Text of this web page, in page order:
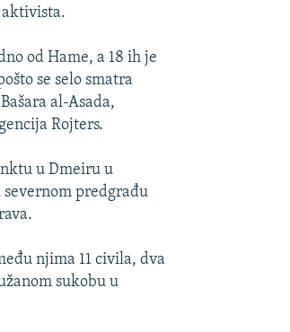
od Hame, a 18 ih je
se selo smatra
al-Asada,
Rojters.
u Dmeiru u
predgrađu
njima 11 civila, dva
sukobu u